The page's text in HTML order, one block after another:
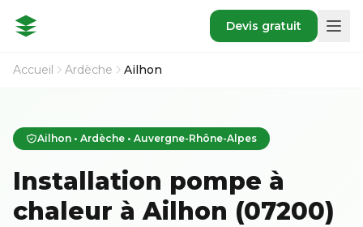
Devis gratuit
Accueil Ardèche Ailhon
Ailhon • Ardèche • Auvergne-Rhône-Alpes
Installation pompe à
chaleur à Ailhon (07200)